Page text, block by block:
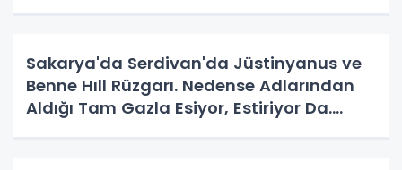
Sakarya'da Serdivan'da Jüstinyanus ve
Benne Hıll Rüzgarı. Nedense Adlarından
Aldığı Tam Gazla Esiyor, Estiriyor Da.